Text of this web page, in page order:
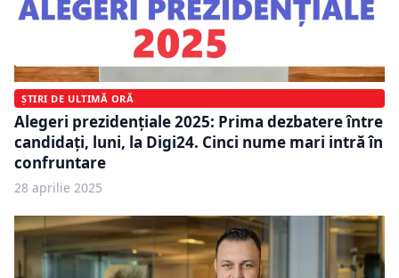
ȘTIRI DE ULTIMĂ ORĂ
Alegeri prezidențiale 2025: Prima dezbatere între
candidați, luni, la Digi24. Cinci nume mari intră în
confruntare
28 aprilie 2025